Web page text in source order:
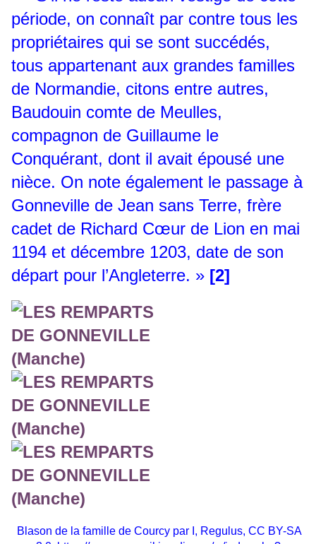
période, on connaît par contre tous les
propriétaires qui se sont succédés,
tous appartenant aux grandes familles
de Normandie, citons entre autres,
Baudouin comte de Meulles,
compagnon de Guillaume le
Conquérant, dont il avait épousé une
nièce. On note également le passage à
Gonneville de Jean sans Terre, frère
cadet de Richard Cœur de Lion en mai
1194 et décembre 1203, date de son
départ pour l’Angleterre. » [2]
B lason de la famille de Courcy par I, Regulus, CC BY-SA